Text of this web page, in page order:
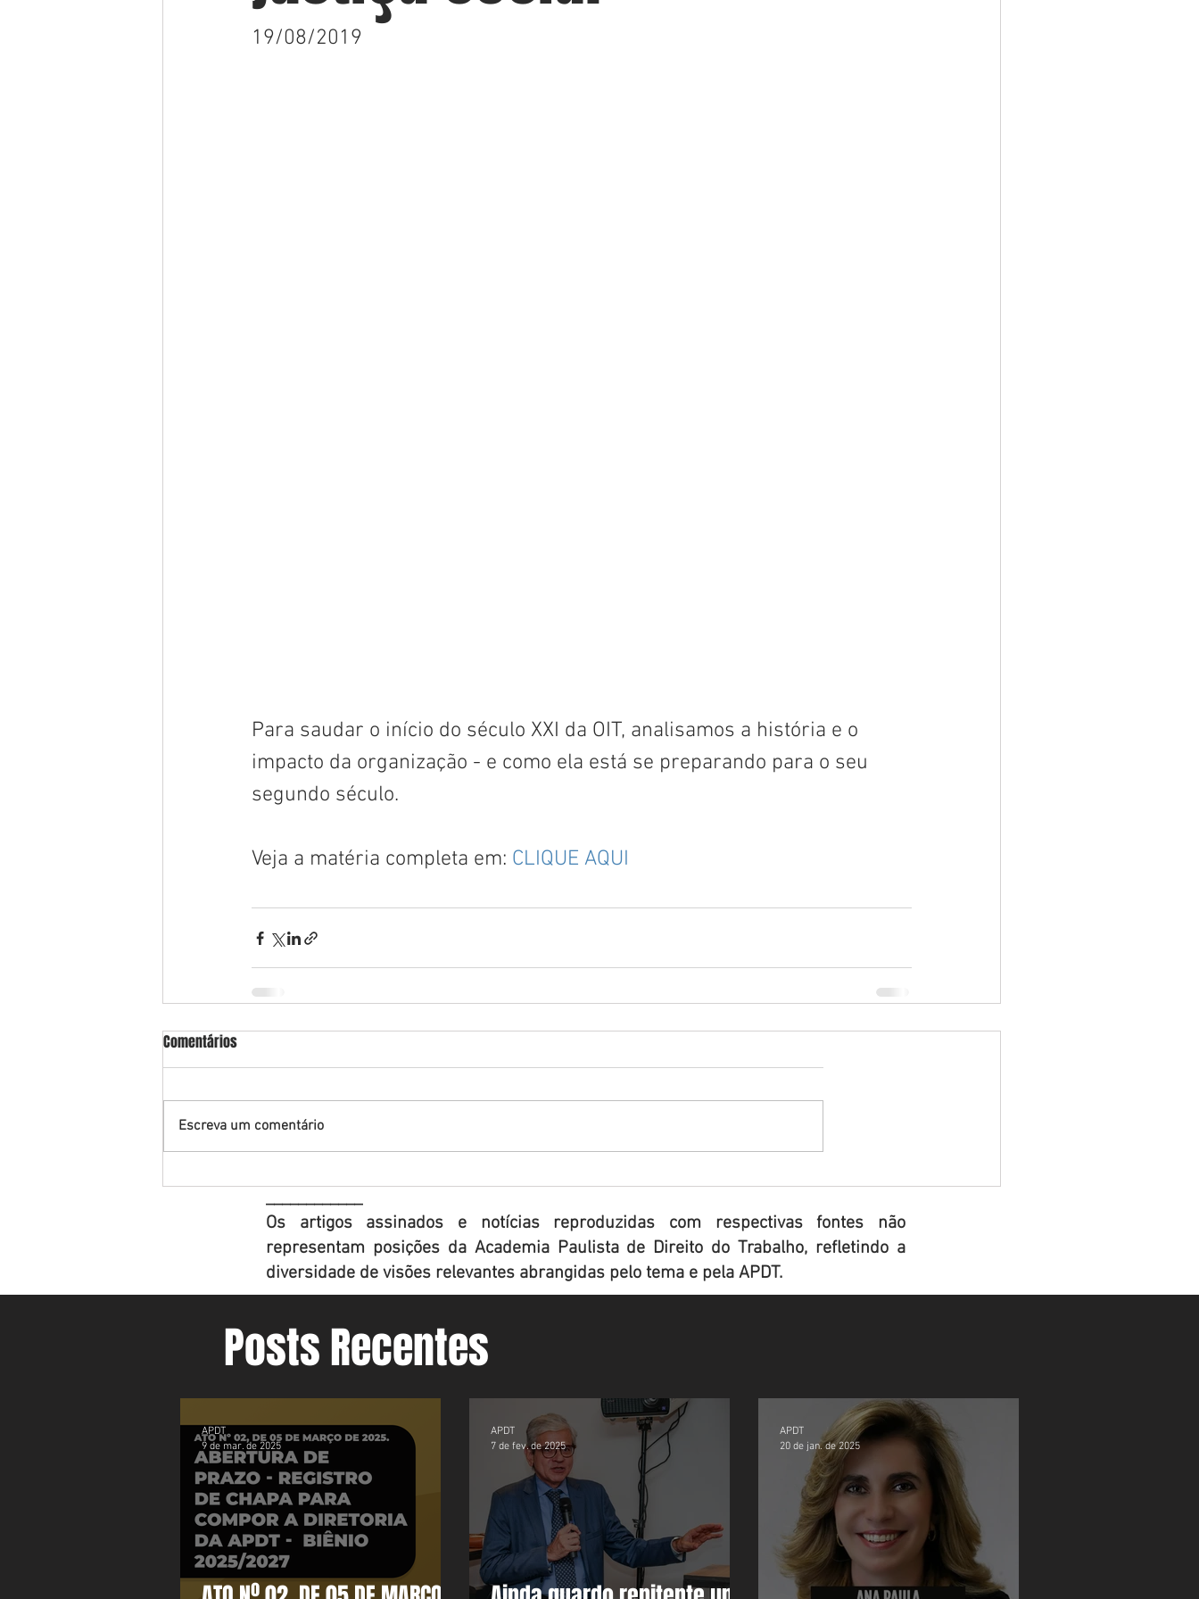
19/08/2019
Para saudar o início do século XXI da OIT, analisamos a história e o
impacto da organização - e como ela está se preparando para o seu
segundo século.
Veja a matéria completa em: CLIQUE AQUI
Comentários
Escreva um comentário
____________
Os artigos assinados e notícias reproduzidas com respectivas fontes não
representam posições da Academia Paulista de Direito do Trabalho, refletindo a
diversidade de visões relevantes abrangidas pelo tema e pela APDT.
Posts Recentes
APDT
9 de mar. de 2025
APDT
7 de fev. de 2025
APDT
20 de jan. de 2025